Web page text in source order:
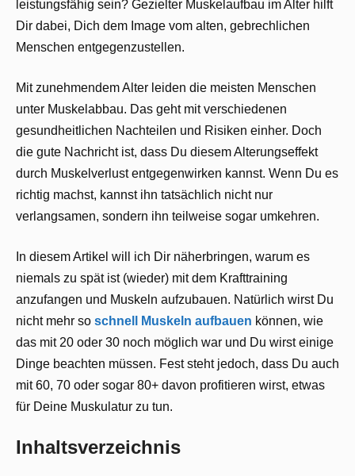
leistungsfähig sein? Gezielter Muskelaufbau im Alter hilft
Dir dabei, Dich dem Image vom alten, gebrechlichen
Menschen entgegenzustellen.
Mit zunehmendem Alter leiden die meisten Menschen
unter Muskelabbau. Das geht mit verschiedenen
gesundheitlichen Nachteilen und Risiken einher. Doch
die gute Nachricht ist, dass Du diesem Alterungseffekt
durch Muskelverlust entgegenwirken kannst. Wenn Du es
richtig machst, kannst ihn tatsächlich nicht nur
verlangsamen, sondern ihn teilweise sogar umkehren.
In diesem Artikel will ich Dir näherbringen, warum es
niemals zu spät ist (wieder) mit dem Krafttraining
anzufangen und Muskeln aufzubauen. Natürlich wirst Du
nicht mehr so schnell Muskeln aufbauen können, wie
das mit 20 oder 30 noch möglich war und Du wirst einige
Dinge beachten müssen. Fest steht jedoch, dass Du auch
mit 60, 70 oder sogar 80+ davon profitieren wirst, etwas
für Deine Muskulatur zu tun.
Inhaltsverzeichnis